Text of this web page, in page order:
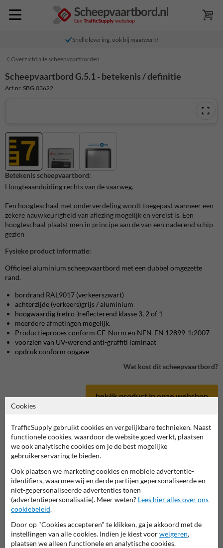
Snelle levering, ook bij maatwerk!
Overzicht alle scheepvaartborden
Scheepvaartbord in serie G
deze informatie printen
overzicht officiële scheepvaartborden
Scheepvaartbord.nl
Scheepvaartbord G.5.1 - betekenis / definitie
Art.nr. SBG.03622
Betekenis scheepvaartbord:
Hoogteaanduiding rechts van de vaarweg.
Een hoogteschaal met onderverdeling wordt toegepast wanneer een
zekere nauwkeurigheid van aflezing mogelijk en vereist is. Een
hoogteschaal plaatst men in principe aan de van een naderend schip
gezien
Fysieke product informatie:
Officieel aluminium scheepvaartbord met een dubbel omgezette
rand.
bordrand RAL9017 (verkeerszwart)
achterzijde (verkeers)grijs / aluminium
hoogwaardig (retro-)reflecterend klasse 3, 2 of 1
meerdere afmetingen mogelijk.
Productieproces conform CE-Norm en NEN-EN 12899-1:2007
voorzien van UV-werend anti-graffiti laminaat
opdruk conform opgave
Wat kost dit scheepvaartbord?
bekijk product in onze webshop
Cookies
TrafficSupply gebruikt cookies en vergelijkbare technieken. Naast
functionele cookies, waardoor de website goed werkt, plaatsen
we ook analytische cookies om je de best mogelijke
gebruikerservaring te bieden.
Ook plaatsen we marketing cookies en mobiele advertentie-
identifiers, waarmee wij en derde partijen gepersonaliseerde en
niet-gepersonaliseerde advertenties tonen
(advertentiepersonalisatie). Meer weten? Lees hier alles over ons
cookiebeleid.
Door op "Cookies accepteren" te klikken, ga je akkoord met de
instellingen van alle cookies. Indien je kiest voorweigeren,
plaatsen we alleen functionele en analytische cookies.